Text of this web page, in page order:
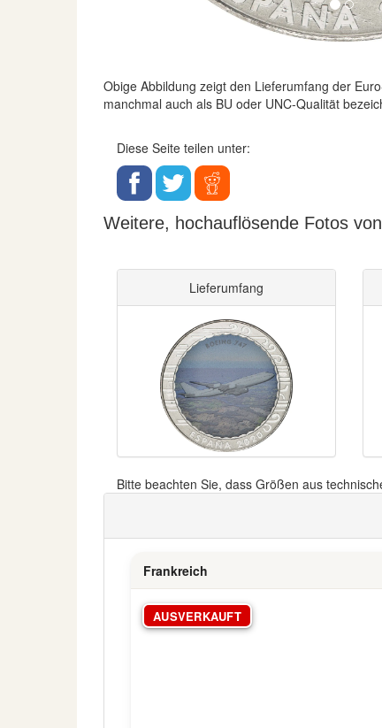
Obige Abbildung zeigt den Lieferumfang der
manchmal auch als BU oder UNC-Qualität
Diese Seite teilen unter:
Weitere, hochauflösende Fotos
Lieferumfang
Bitte beachten Sie, dass Größen aus
Frankreich
AUSVERKAUFT